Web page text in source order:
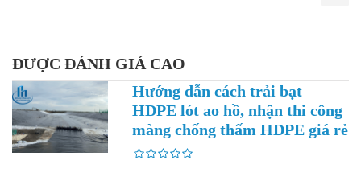
ĐƯỢC ĐÁNH GIÁ CAO
Hướng dẫn cách trải bạt
HDPE lót ao hồ, nhận thi công
màng chống thấm HDPE giá rẻ